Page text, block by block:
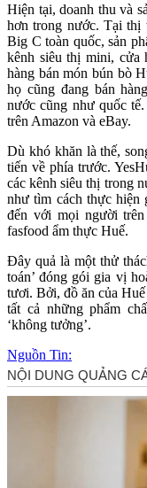
Hiện tại, doanh thu và
hơn trong nước. Tại thị
Big C toàn quốc, sản
kênh siêu thị mini, cửa
hàng bán món bún bò
họ cũng đang bán
nước cũng như quốc
trên Amazon và eBay.
Dù khó khăn là thế,
tiến về phía trước.
các kênh siêu thị trong
như tìm cách thực hiện
đến với mọi người
fasfood ẩm thực Huế.
Đây quả là một thử
toán’ đóng gói gia vị
tươi. Bởi, đồ ăn của
tất cả những phẩm
‘không tưởng’.
Nguồn Tin: